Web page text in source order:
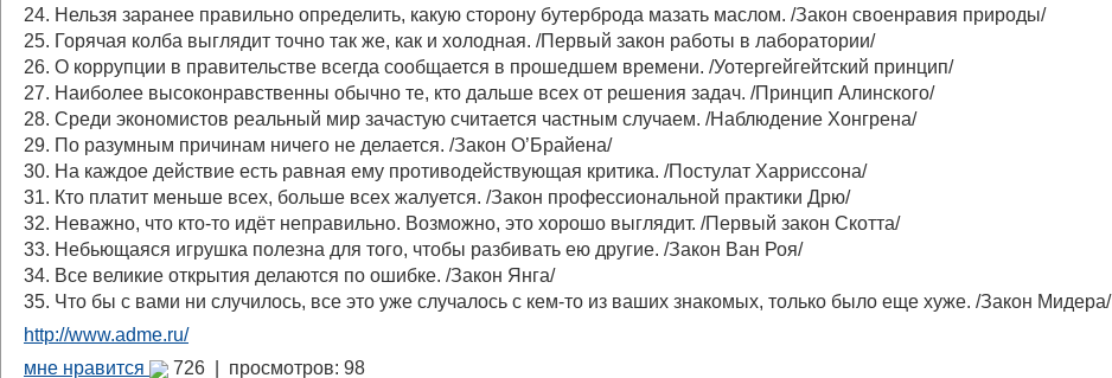
24. Нельзя заранее правильно определить, какую сторону бутерброда мазать маслом. /Закон своенравия природы/
25. Горячая колба выглядит точно так же, как и холодная. /Первый закон работы в лаборатории/
26. О коррупции в правительстве всегда сообщается в прошедшем времени. /Уотергейгейтский принцип/
27. Наиболее высоконравственны обычно те, кто дальше всех от решения задач. /Принцип Алинского/
28. Среди экономистов реальный мир зачастую считается частным случаем. /Наблюдение Хонгрена/
29. По разумным причинам ничего не делается. /Закон О’Брайена/
30. На каждое действие есть равная ему противодействующая критика. /Постулат Харриссона/
31. Кто платит меньше всех, больше всех жалуется. /Закон профессиональной практики Дрю/
32. Неважно, что кто-то идёт неправильно. Возможно, это хорошо выглядит. /Первый закон Скотта/
33. Небьющаяся игрушка полезна для того, чтобы разбивать ею другие. /Закон Ван Роя/
34. Все великие открытия делаются по ошибке. /Закон Янга/
35. Что бы с вами ни случилось, все это уже случалось с кем-то из ваших знакомых, только было еще хуже. /Закон Мидера/
http://www.adme.ru/
мне нравится
726 | просмотров: 98